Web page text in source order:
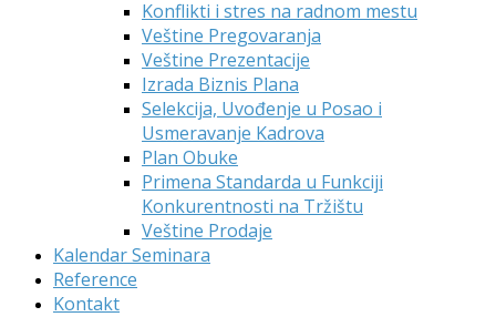
Konflikti i stres na radnom mestu
Veštine Pregovaranja
Veštine Prezentacije
Izrada Biznis Plana
Selekcija, Uvođenje u Posao i
Usmeravanje Kadrova
Plan Obuke
Primena Standarda u Funkciji
Konkurentnosti na Tržištu
Veštine Prodaje
Kalendar Seminara
Reference
Kontakt